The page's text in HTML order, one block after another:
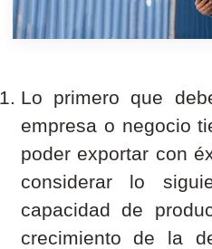
Lo primero que
empresa o negocio
poder exportar con
considerar lo
capacidad de
crecimiento de la